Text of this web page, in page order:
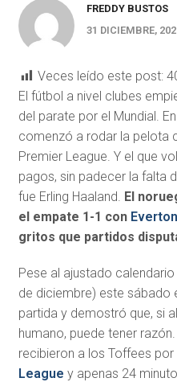
FREDDY BUSTOS
31 DICIEMBRE,
Veces leído este post:
El fútbol a nivel clubes
del parate por el Mundial.
comenzó a rodar la pelota
Premier League. Y el que
pagos, sin padecer la falta
fue Erling Haaland. El
el empate 1-1 con Everton
gritos que partidos
Pese al ajustado
de diciembre) este sábado
partida y demostró que, si
humano, puede tener
recibieron a los Toffees
League y apenas 24